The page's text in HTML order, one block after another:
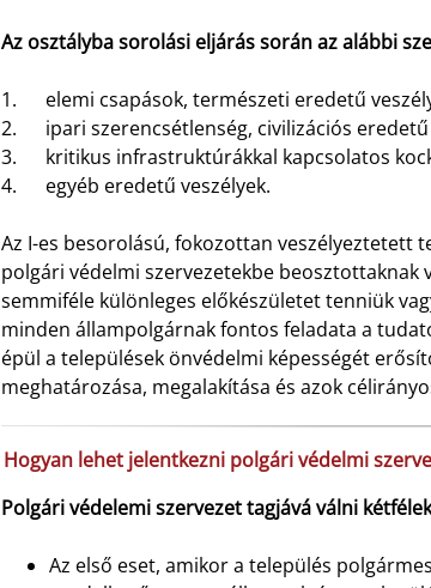
Az osztályba sorolási eljárás során az alábbi
1.
elemi csapások, természeti eredetű
2.
ipari szerencsétlenség, civilizációs eredetű
3.
kritikus infrastruktúrákkal kapcsolatos
4.
egyéb eredetű veszélyek.
Az I-es besorolású, fokozottan veszélyeztetett
polgári védelmi szervezetekbe
semmiféle különleges előkészületet tenniük
minden állampolgárnak fontos feladata a
épül a települések önvédelmi képességét
meghatározása, megalakítása és azok
Hogyan lehet jelentkezni polgári védelmi
Polgári védelemi szervezet tagjává válni
Az első eset, amikor a település